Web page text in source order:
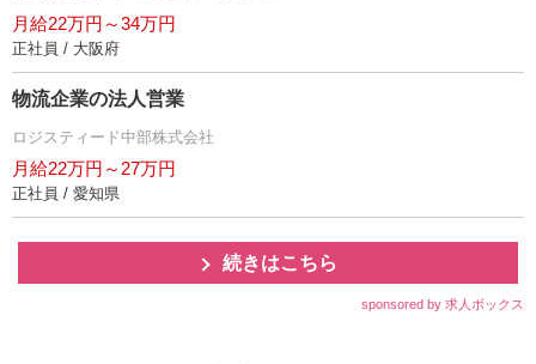
月給22万円～34万円
正社員 / 大阪府
物流企業の法人営業
ロジスティード中部株式会社
月給22万円～27万円
正社員 / 愛知県
続きはこちら
sponsored by 求人ボックス